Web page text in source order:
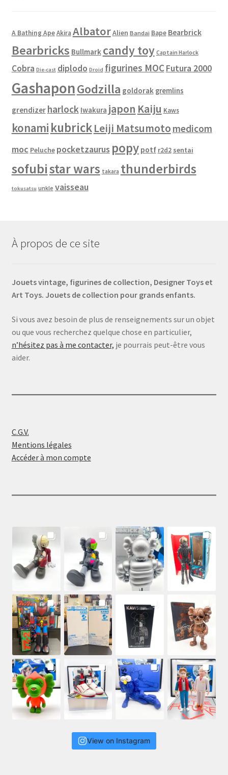
A Bathing Ape Akira AlbatorAlien Bandai Bape Bearbrick
Bearbricks Bullmark candy toy Captain Harlock
Cobra Die-cast diplodo Droid figurines MOCFutura 2000
GashaponGodzilla goldorak gremlins
grendizer harlock Iwakura japon Kaiju Kaws
konami kubrickLeiji Matsumoto medicom
moc Peluche pocketzaurus popy potf r2d2 sentai
sofubistar wars takara thunderbirds
tokusatsu unkle vaisseau
À propos de ce site
Jouets vintage, figurines de collection, Designer Toys et
Art Toys. Jouets de collection pour grands enfants.
Si vous avez besoin de plus de renseignements sur un objet
ou que vous recherchez quelque chose en particulier,
n’hésitez pas à me contacter, je pourrais peut-être vous
aider.
C.G.V.
Mentions légales
Accéder à mon compte
View on Instagram